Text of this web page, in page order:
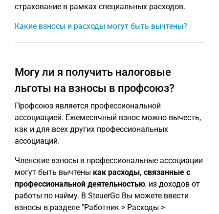
страхование в рамках специальных расходов.
Какие взносы и расходы могут быть вычтены?
Могу ли я получить налоговые
льготы на взносы в профсоюз?
Профсоюз является профессиональной
ассоциацией. Ежемесячный взнос можно вычесть,
как и для всех других профессиональных
ассоциаций.
Членские взносы в профессиональные ассоциации
могут быть вычтены как расходы, связанные с
профессиональной деятельностью, из доходов от
работы по найму. В SteuerGo Вы можете ввести
взносы в разделе "Работник > Расходы >